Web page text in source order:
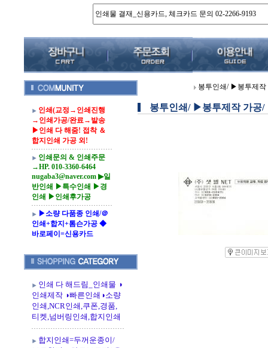
인쇄(교정→인쇄진행
→인쇄가공/완료→발송
▶인쇄 다 해줌! 접착 ＆
합지인쇄 가공 외!
인쇄문의 & 인쇄주문
→HP. 010-3360-6464
nugaba3@naver.com ▶일
반인쇄 ▶특수인쇄 ▶경
인쇄 ▶인쇄후가공
▶소량 다품종 인쇄/＠
인쇄+합지+톰슨가공 ◆
바로페이=신용카드
인쇄 다 해드림_인쇄물 ◑
인쇄제작 ◑빠른인쇄◑소량
인쇄,NCR인쇄,쿠폰,경품,
티켓,넘버링인쇄,합지인쇄
합지인쇄=두꺼운종이/
봉투인쇄/ ▶봉투제작
봉투인쇄/ ▶봉투제작 가공